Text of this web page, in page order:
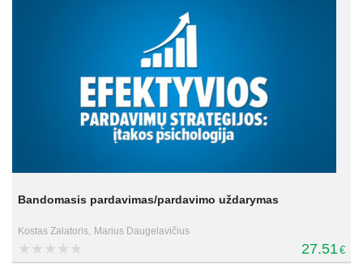
Bandomasis pardavimas/pardavimo uždarymas
Kostas Zalatoris, Marius Daugelavičius
27.51 €